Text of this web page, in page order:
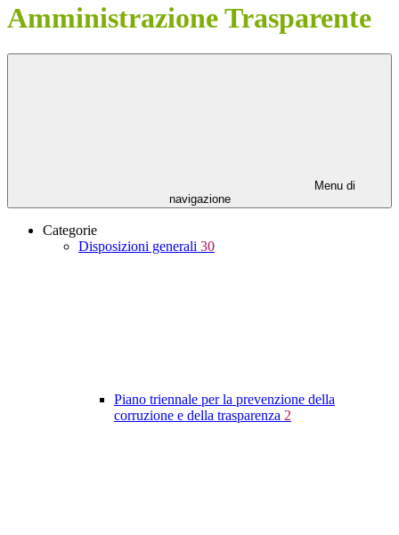
Amministrazione Trasparente
Menu di
navigazione
Categorie
Disposizioni generali 30
Piano triennale per la prevenzione della
corruzione e della trasparenza 2